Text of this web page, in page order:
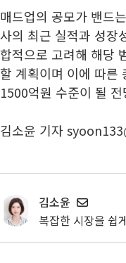
매드업의 공모가 밴드
사의 최근 실적과 성장
합적으로 고려해 해당
할 계획이며 이에 따른
1500억원 수준이 될 전
김소윤 기자
김소윤
복잡한 시장을 쉽